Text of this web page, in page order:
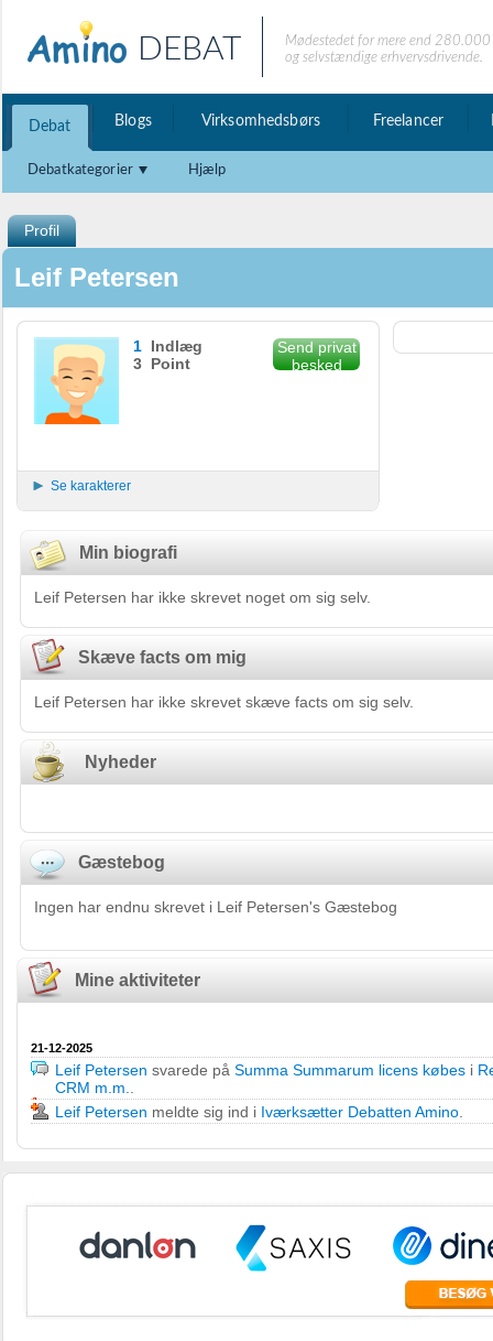
DEBAT
Mødestedet for mere end
og selvstændige erhvervsdrivende.
Debat Blogs Virksomhedsbørs Freelancer
Debatkategorier Hjælp
Profil
Leif Petersen
1 Indlæg
3 Point
Send privat
besked
Se karakterer
Min biografi
Leif Petersen har ikke skrevet noget om sig selv.
Skæve facts om mig
Leif Petersen har ikke skrevet skæve facts om sig selv.
Nyheder
Gæstebog
Ingen har endnu skrevet i Leif Petersen's Gæstebog
Mine aktiviteter
21-12-2025
Leif Petersen svarede på Summa Summarum licens købes i
CRM m.m.
Leif Petersen meldte sig ind i Iværksætter Debatten Amino